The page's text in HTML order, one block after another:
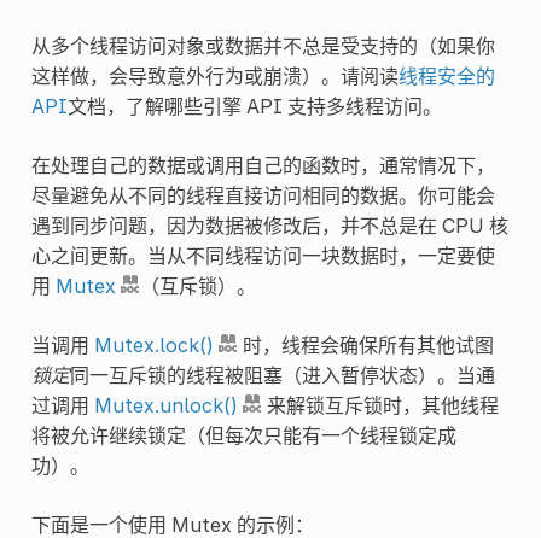
从多个线程访问对象或数据并不总是受支持的（如果你
这样做，会导致意外行为或崩溃）。请阅读线程安全的
API文档，了解哪些引擎 API 支持多线程访问。
在处理自己的数据或调用自己的函数时，通常情况下，
尽量避免从不同的线程直接访问相同的数据。你可能会
遇到同步问题，因为数据被修改后，并不总是在 CPU 核
心之间更新。当从不同线程访问一块数据时，一定要使
用 Mutex （互斥锁）。
当调用 Mutex.lock()
时，线程会确保所有其他试图
锁定同一互斥锁的线程被阻塞（进入暂停状态）。当通
过调用 Mutex.unlock()
来解锁互斥锁时，其他线程
将被允许继续锁定（但每次只能有一个线程锁定成
功）。
下面是一个使用 Mutex 的示例：